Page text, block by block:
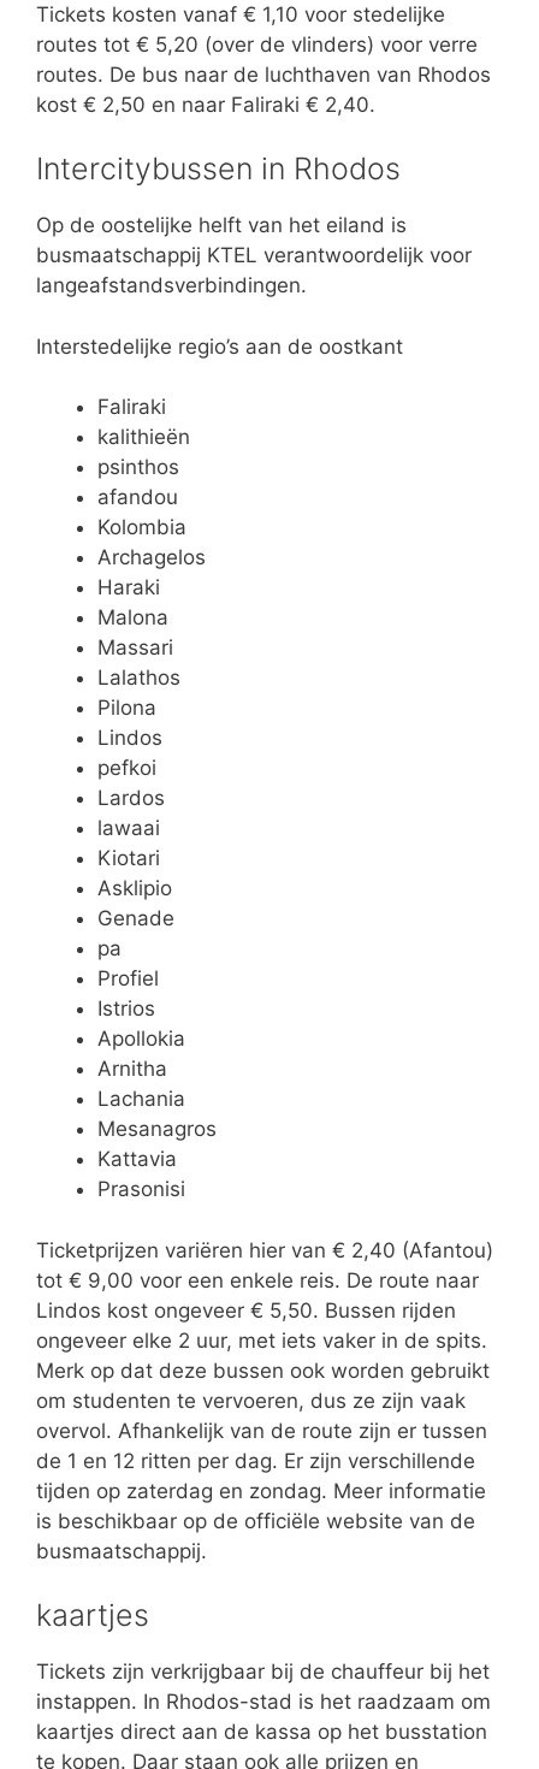
Tickets kosten vanaf € 1,10 voor stedelijke
routes tot € 5,20 (over de vlinders) voor verre
routes. De bus naar de luchthaven van Rhodos
kost € 2,50 en naar Faliraki € 2,40.
Intercitybussen in Rhodos
Op de oostelijke helft van het eiland is
busmaatschappij KTEL verantwoordelijk voor
langeafstandsverbindingen.
Interstedelijke regio’s aan de oostkant
Faliraki
kalithieën
psinthos
afandou
Kolombia
Archagelos
Haraki
Malona
Massari
Lalathos
Pilona
Lindos
pefkoi
Lardos
lawaai
Kiotari
Asklipio
Genade
pa
Profiel
Istrios
Apollokia
Arnitha
Lachania
Mesanagros
Kattavia
Prasonisi
Ticketprijzen variëren hier van € 2,40 (Afantou)
tot € 9,00 voor een enkele reis. De route naar
Lindos kost ongeveer € 5,50. Bussen rijden
ongeveer elke 2 uur, met iets vaker in de spits.
Merk op dat deze bussen ook worden gebruikt
om studenten te vervoeren, dus ze zijn vaak
overvol. Afhankelijk van de route zijn er tussen
de 1 en 12 ritten per dag. Er zijn verschillende
tijden op zaterdag en zondag. Meer informatie
is beschikbaar op de officiële website van de
busmaatschappij.
kaartjes
Tickets zijn verkrijgbaar bij de chauffeur bij het
instappen. In Rhodos-stad is het raadzaam om
kaartjes direct aan de kassa op het busstation
te kopen. Daar staan ​​ook alle prijzen en